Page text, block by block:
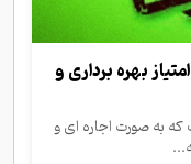
بهره برداری و
به صورت اجاره ای و